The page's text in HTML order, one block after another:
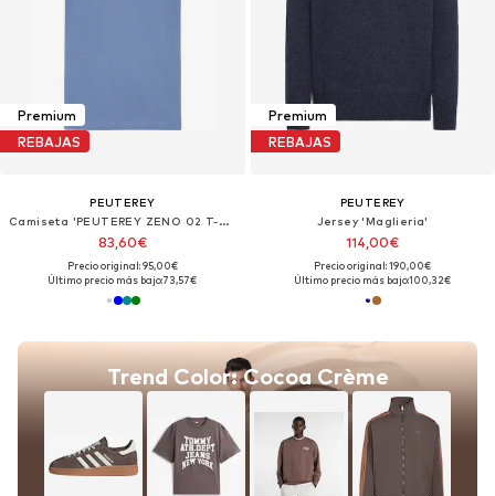
Premium
REBAJAS
PEUTEREY
Camiseta 'PEUTEREY ZENO 02 T-Shirt e Polo'
83,60€
Precio original: 95,00€
Último precio más bajo:73,57€
Trend Color: Cocoa Crème
Premium
REBAJAS
PEUTEREY
Jersey 'Maglieria'
114,00€
Precio original: 190,00€
Último precio más bajo:100,32€